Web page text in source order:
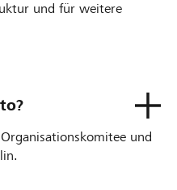
und für weitere
und